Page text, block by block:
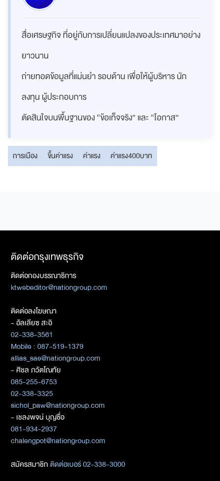
สื่อเศรษฐกิจ ที่อยู่กับการเปลี่ยนแปลงของประเทศมาอย่าง
ยาวนาน
ถ่ายทอดข้อมูลที่แม่นยำ รอบด้าน เพื่อให้ผู้บริหาร นัก
ลงทุน ผู้ประกอบการ
ตัดสินใจบนพื้นฐานของ “ข้อเท็จจริง” และ “โอกาส”
การเมือง ขึ้นค่าแรง ค่าแรง ค่าแรง400บาท
ติดต่อกรุงเทพธุรกิจ
ติดต่อกองบรรณาธิการ
ktwebeditor@nationgroup.com
ติดต่อลงโฆษณา
- อัลเลียซ สะอิ
02-338-3561
Mobile : 087-519-1379
allias_sae@nationgroup.com
- ศิชล ภวัตโณทัย
085-255-6753
02-338-3325
sichol_paw@nationgroup.com
- เชลงพจน์ บุญซื่อ
081-934-2937
chalengpot@nationgroup.com
สมัครสมาชิกติดต่อเบอร์ 02-338-3000